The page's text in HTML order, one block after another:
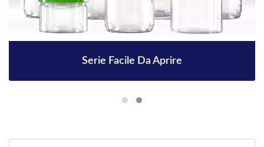
Serie Facile Da Aprire